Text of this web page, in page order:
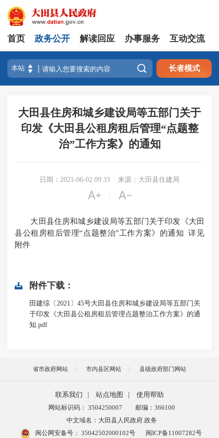
首页 政务公开 解读回应 办事服务 互动交流
 长者模式
大田县住房和城乡建设局等五部门关于
印发《大田县公租房租后管理“点题整
治”工作方案》的通知
日期：2021-06-02 09:33 来源：大田县住建局
 
大田县住房和城乡建设局等五部门关于印发《大田
县公租房租后管理“点题整治”工作方案》的通知 详见
附件
附件下载：
田建综〔2021〕45号大田县住房和城乡建设局等五部门关
于印发《大田县公租房租后管理点题整治工作方案》的通
知.pdf
省市政府网站 市内县区网站 县级政府部门网站
联系我们 站点地图
使用帮助
网站标识码： 3504250007
邮编：366100
中文域名：大田县人民政府.政务
闽公网安备号： 35042502000102号 闽ICP备11007282号